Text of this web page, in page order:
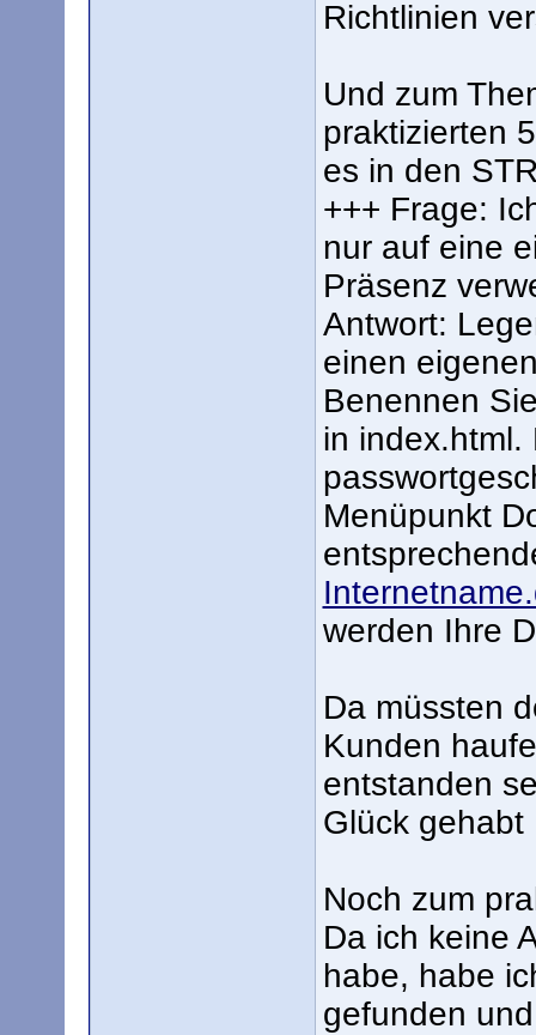
Richtlinien
Und zum
praktizierten
es in den
+++ Frage:
nur auf eine
Präsenz
Antwort:
einen
Benennen
in index.html.
Menüpunkt
werden Ihre
Da müssten
Kunden
entstanden
Glück gehabt
Noch zum
Da ich keine
habe, habe
gefunden